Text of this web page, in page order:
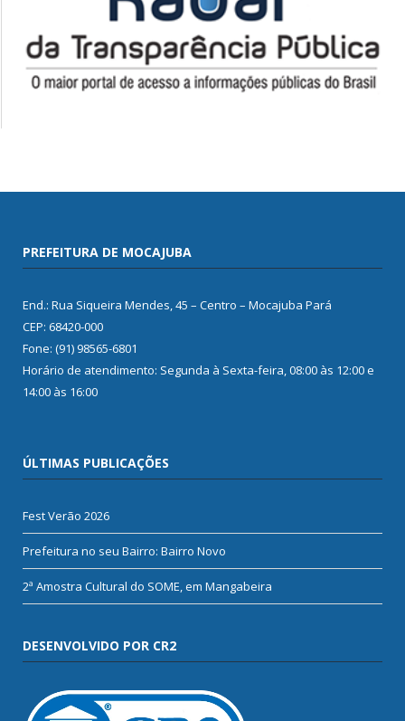
PREFEITURA DE MOCAJUBA
End.: Rua Siqueira Mendes, 45 – Centro – Mocajuba Pará
CEP: 68420-000
Fone: (91) 98565-6801
Horário de atendimento: Segunda à Sexta-feira, 08:00 às 12:00 e
14:00 às 16:00
ÚLTIMAS PUBLICAÇÕES
Fest Verão 2026
Prefeitura no seu Bairro: Bairro Novo
2ª Amostra Cultural do SOME, em Mangabeira
DESENVOLVIDO POR CR2